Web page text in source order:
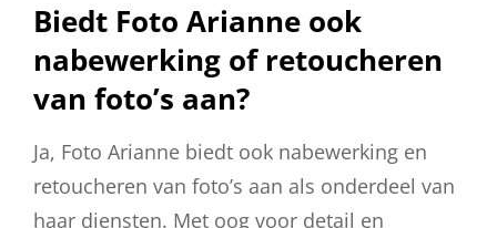
Biedt Foto Arianne ook
nabewerking of retoucheren
van foto’s aan?
Ja, Foto Arianne biedt ook nabewerking en
retoucheren van foto’s aan als onderdeel van
haar diensten. Met oog voor detail en